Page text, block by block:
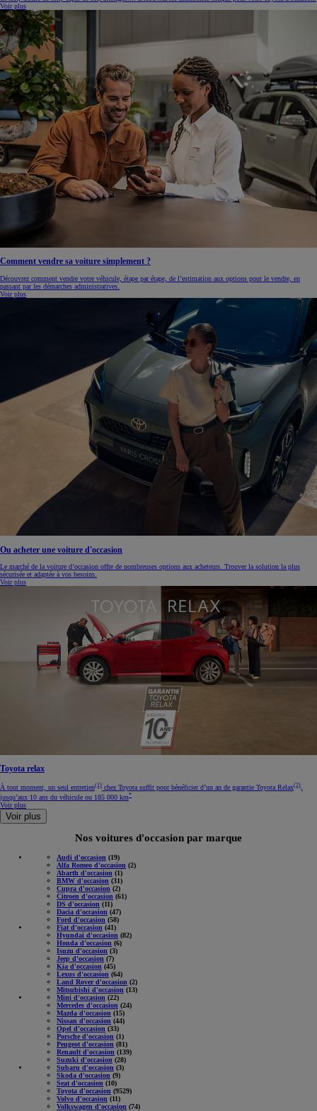
Voir plus
Comment vendre sa voiture simplement ?
Découvrez comment vendre votre véhicule, étape par étape, de l’estimation aux options pour le vendre, en
passant par les démarches administratives.
Voir plus
Ou acheter une voiture d'occasion
Le marché de la voiture d’occasion offre de nombreuses options aux acheteurs. Trouver la solution la plus
sécurisée et adaptée à vos besoins.
Voir plus
Toyota relax
À tout moment, un seul entretien(1) chez Toyota suffit pour bénéficier d’un an de garantie Toyota Relax(2),
jusqu’aux 10 ans du véhicule ou 185 000 km*
Voir plus
Voir plus
Nos voitures d'occasion par marque
Audi d'occasion (19)
Alfa Romeo d'occasion (2)
Abarth d'occasion (1)
BMW d'occasion (31)
Cupra d'occasion (2)
Citroen d'occasion (61)
DS d'occasion (11)
Dacia d'occasion (47)
Ford d'occasion (58)
Fiat d'occasion (41)
Hyundai d'occasion (82)
Honda d'occasion (6)
Isuzu d'occasion (3)
Jeep d'occasion (7)
Kia d'occasion (45)
Lexus d'occasion (64)
Land Rover d'occasion (2)
Mitsubishi d'occasion (13)
Mini d'occasion (22)
Mercedes d'occasion (24)
Mazda d'occasion (15)
Nissan d'occasion (44)
Opel d'occasion (33)
Porsche d'occasion (1)
Peugeot d'occasion (81)
Renault d'occasion (139)
Suzuki d'occasion (28)
Subaru d'occasion (3)
Skoda d'occasion (9)
Seat d'occasion (10)
Toyota d'occasion (9529)
Volvo d'occasion (11)
Volkswagen d'occasion (74)